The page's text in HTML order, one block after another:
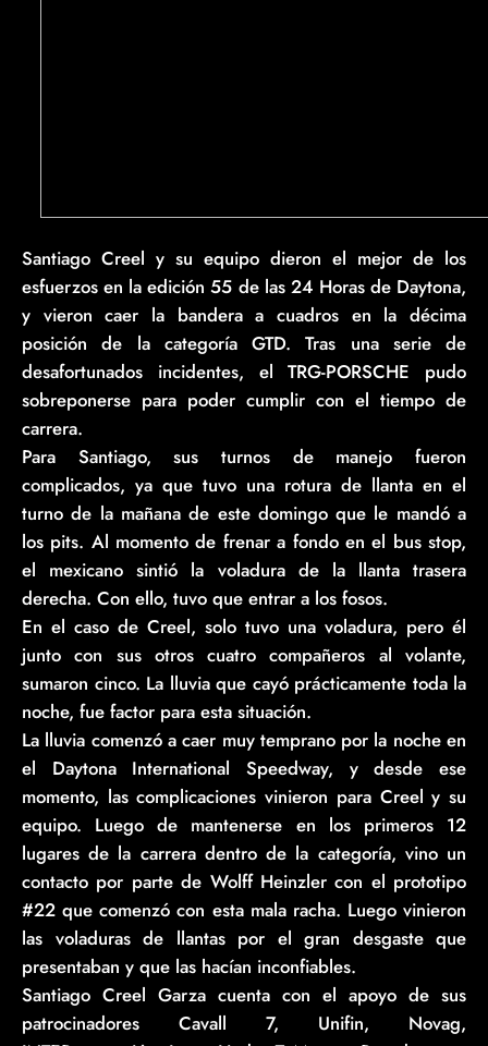
Santiago Creel y su equipo dieron el mejor de los
esfuerzos en la edición 55 de las 24 Horas de Daytona,
y vieron caer la bandera a cuadros en la décima
posición de la categoría GTD. Tras una serie de
desafortunados incidentes, el TRG-PORSCHE pudo
sobreponerse para poder cumplir con el tiempo de
carrera.
Para Santiago, sus turnos de manejo fueron
complicados, ya que tuvo una rotura de llanta en el
turno de la mañana de este domingo que le mandó a
los pits. Al momento de frenar a fondo en el bus stop,
el mexicano sintió la voladura de la llanta trasera
derecha. Con ello, tuvo que entrar a los fosos.
En el caso de Creel, solo tuvo una voladura, pero él
junto con sus otros cuatro compañeros al volante,
sumaron cinco. La lluvia que cayó prácticamente toda la
noche, fue factor para esta situación.
La lluvia comenzó a caer muy temprano por la noche en
el Daytona International Speedway, y desde ese
momento, las complicaciones vinieron para Creel y su
equipo. Luego de mantenerse en los primeros 12
lugares de la carrera dentro de la categoría, vino un
contacto por parte de Wolff Heinzler con el prototipo
#22 que comenzó con esta mala racha. Luego vinieron
las voladuras de llantas por el gran desgaste que
presentaban y que las hacían inconfiables.
Santiago Creel Garza cuenta con el apoyo de sus
patrocinadores Cavall 7, Unifin, Novag,